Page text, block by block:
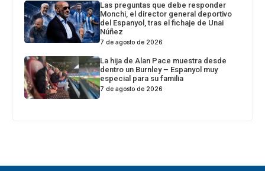
Las preguntas que debe responder
Monchi, el director general deportivo
del Espanyol, tras el fichaje de Unai
Núñez
7 de agosto de 2026
La hija de Alan Pace muestra desde
dentro un Burnley – Espanyol muy
especial para su familia
7 de agosto de 2026